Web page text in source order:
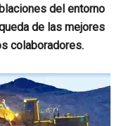
del entorno
de las mejores
colaboradores.